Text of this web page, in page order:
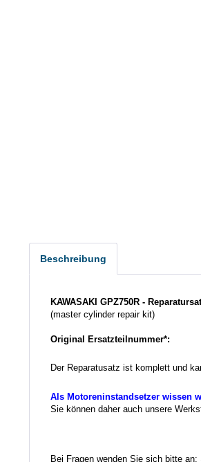
Beschreibung
KAWASAKI GPZ750R -
(master cylinder repair kit)
Original Ersatzteilnummer*:
Der Reparatusatz ist komplett und
Als Motoreninstandsetzer wissen
Sie können daher auch unsere
Bei Fragen wenden Sie sich bitte